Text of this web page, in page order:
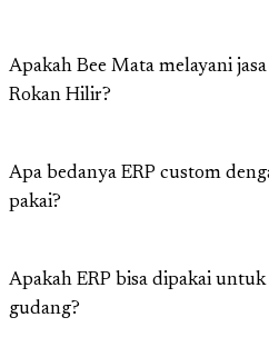
Apakah Bee Mata melayani
Rokan Hilir?
Apa bedanya ERP custom
pakai?
Apakah ERP bisa dipakai
gudang?